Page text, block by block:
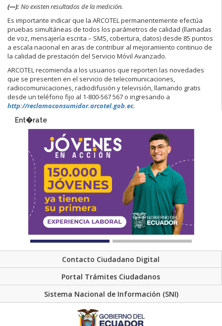
(—):No existen resultados de la medición.
Es importante indicar que la ARCOTEL permanentemente efectúa
pruebas simultáneas de todos los parámetros de calidad (llamadas
de voz, mensajería escrita – SMS, cobertura, datos) desde 85 puntos
a escala nacional en aras de contribuir al mejoramiento continuo de
la calidad de prestación del Servicio Móvil Avanzado.
ARCOTEL recomienda a los usuarios que reporten las novedades
que se presenten en el servicio de telecomunicaciones,
radiocomunicaciones, radiodifusión y televisión, llamando gratis
desde un teléfono fijo al 1-800-567 567 o ingresando a
http://reclamoconsumidor.arcotel.gob.ec.
Ent�rate
Contacto Ciudadano Digital
Portal Trámites Ciudadanos
Sistema Nacional de Información (SNI)